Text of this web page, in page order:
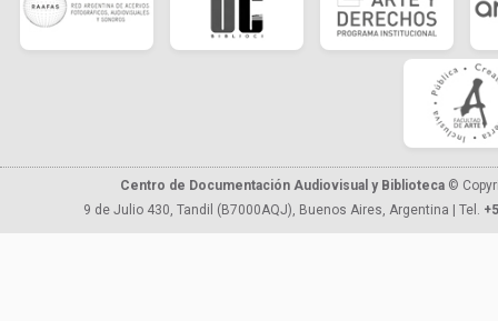
Centro de Documentación Audiovisual y Biblioteca ©
9 de Julio 430, Tandil (B7000AQJ), Buenos Aires, Argentina | Tel.